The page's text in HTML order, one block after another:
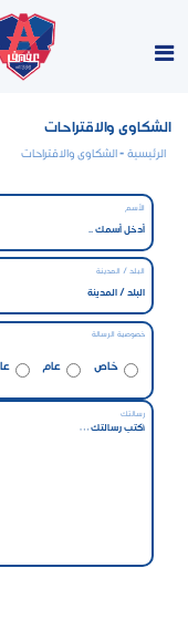
الشكاوى والاقتراحات
الرئيسية - الشكاوى والاقتراحات
الأسم
البلد / المدينة
خصوصية الرسالة
خاص عام
رسالتك